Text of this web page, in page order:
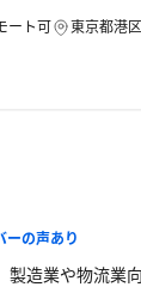
ート可 東京都港区
ーの声あり
造業や物流業